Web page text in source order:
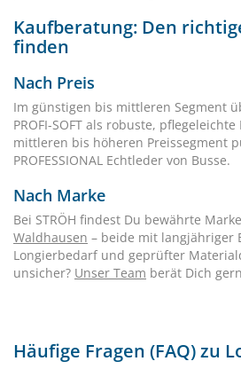
Kaufberatung: Den
finden
Nach Preis
Im günstigen bis mittleren Segment
PROFI-SOFT als robuste,
mittleren bis höheren Preissegment
PROFESSIONAL Echtleder von Busse.
Nach Marke
Bei STRÖH findest Du bewährte
Waldhausen – beide mit langjähriger
Longierbedarf und geprüfter
unsicher? Unser Team berät Dich
Häufige Fragen (FAQ) zu